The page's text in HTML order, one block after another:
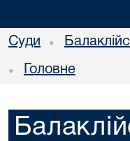
Суди •
• Головне